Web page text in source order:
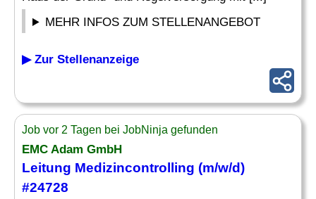
MEHR INFOS ZUM STELLENANGEBOT
▶ Zur Stellenanzeige
Job vor 2 Tagen bei JobNinja gefunden
EMC Adam GmbH
Leitung Medizincontrolling (m/w/d)
#24728